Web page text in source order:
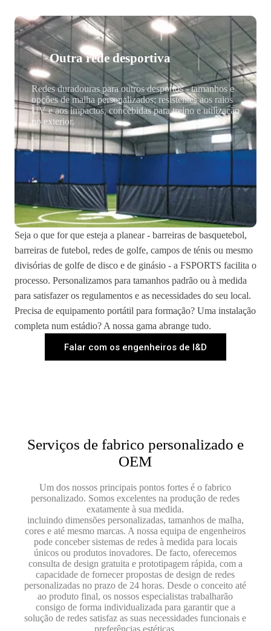
Outra rede desportiva
Redes duradouras para outros desportos - tamanhos e
opções de malha personalizados; resistentes aos raios
UV e aos impactos, concebidas para treino e utilização
no exterior.
Seja o que for que esteja a planear - barreiras de basquetebol,
barreiras de futebol, redes de golfe, campos de ténis ou mesmo
divisórias de golfe de disco e de ginásio - a FSPORTS facilita o
processo. Personalizamos para tamanhos padrão ou à medida
para satisfazer os regulamentos e as necessidades do seu local.
Precisa de equipamento portátil para formação? Uma instalação
completa num estádio? A nossa gama abrange tudo.
Falar com os engenheiros de I&D
Serviços de fabrico personalizado e
OEM
Um dos nossos principais pontos fortes é o fabrico
personalizado. Somos excelentes na produção de redes
exatamente à sua medida.
incluindo dimensões personalizadas, tamanhos de malha,
cores e até mesmo marcas. A nossa equipa de engenheiros
pode conceber sistemas de redes à medida para locais
únicos ou produtos inovadores. De facto, oferecemos
consulta de design gratuita e prototipagem rápida, com a
capacidade de fornecer propostas de design de redes
personalizadas no prazo de 24 horas. Desde o conceito até
ao produto final, os nossos especialistas trabalharão
consigo de forma individualizada para garantir que a
solução de redes satisfaz as suas necessidades funcionais e
preferências estéticas.